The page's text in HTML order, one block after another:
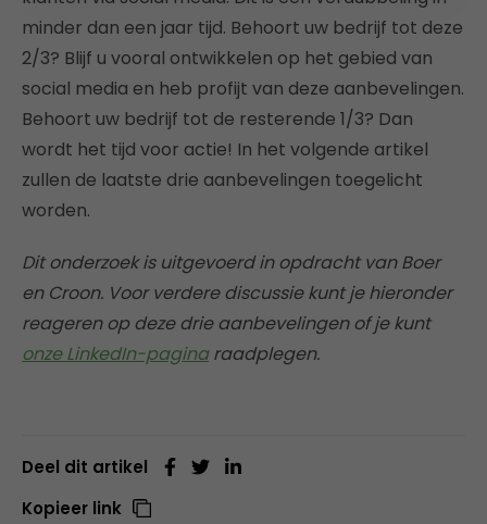
minder dan een jaar tijd. Behoort uw bedrijf tot deze
2/3? Blijf u vooral ontwikkelen op het gebied van
social media en heb profijt van deze aanbevelingen.
Behoort uw bedrijf tot de resterende 1/3? Dan
wordt het tijd voor actie! In het volgende artikel
zullen de laatste drie aanbevelingen toegelicht
worden.
Dit onderzoek is uitgevoerd in opdracht van Boer
en Croon. Voor verdere discussie kunt je hieronder
reageren op deze drie aanbevelingen of je kunt
onze LinkedIn-paginaraadplegen.
Deel dit artikel
Kopieer link